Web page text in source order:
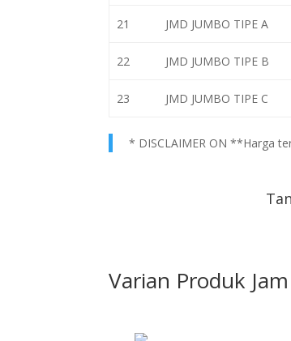
21 JMD JUMBO TIPE A
22 JMD JUMBO TIPE B
23 JMD JUMBO TIPE C
* DISCLAIMER ON **Harga
Varian Produk